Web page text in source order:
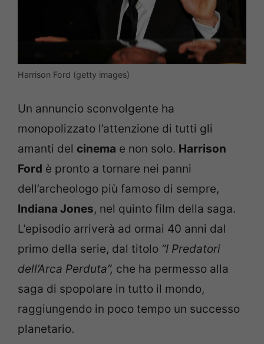
Harrison Ford (getty images)
Un annuncio sconvolgente ha
monopolizzato l’attenzione di tutti gli
amanti del cinema e non solo. Harrison
Ford è pronto a tornare nei panni
dell’archeologo più famoso di sempre,
Indiana Jones, nel quinto film della saga.
L’episodio arriverà ad ormai 40 anni dal
primo della serie, dal titolo “I Predatori
dell’Arca Perduta”, che ha permesso alla
saga di spopolare in tutto il mondo,
raggiungendo in poco tempo un successo
planetario.